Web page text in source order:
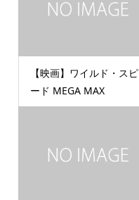
【映画】ワイルド・スピ
ード MEGA MAX